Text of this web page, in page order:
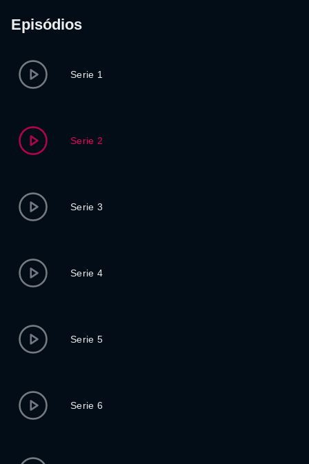
Episódios
Serie 1
Serie 2
Serie 3
Serie 4
Serie 5
Serie 6